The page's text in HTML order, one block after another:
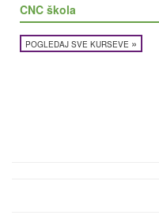
CNC škola
POGLEDAJ SVE KURSEVE »